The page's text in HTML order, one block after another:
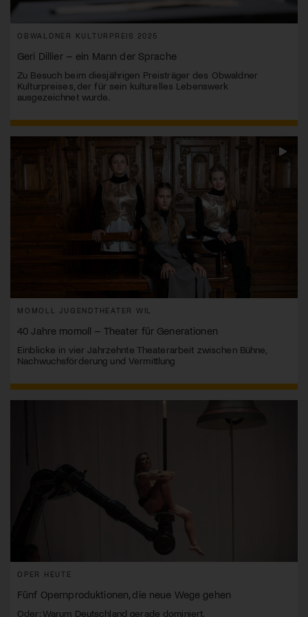
OBWALDNER KULTURPREIS 2025
Geri Dillier – ein Mann der Sprache
Zu Besuch beim diesjährigen Preisträger des Obwaldner
Kulturpreises, der für sein kulturelles Lebenswerk
ausgezeichnet wurde.
MOMOLL JUGENDTHEATER WIL
40 Jahre momoll – Theater für Generationen
Einblicke in vier Jahrzehnte Theaterarbeit zwischen Bühne,
Nachwuchsförderung und Vermittlung
OPER HEUTE
Fünf Opernproduktionen, die neue Wege gehen
Oder: Warum Deutschland gerade dominiert.